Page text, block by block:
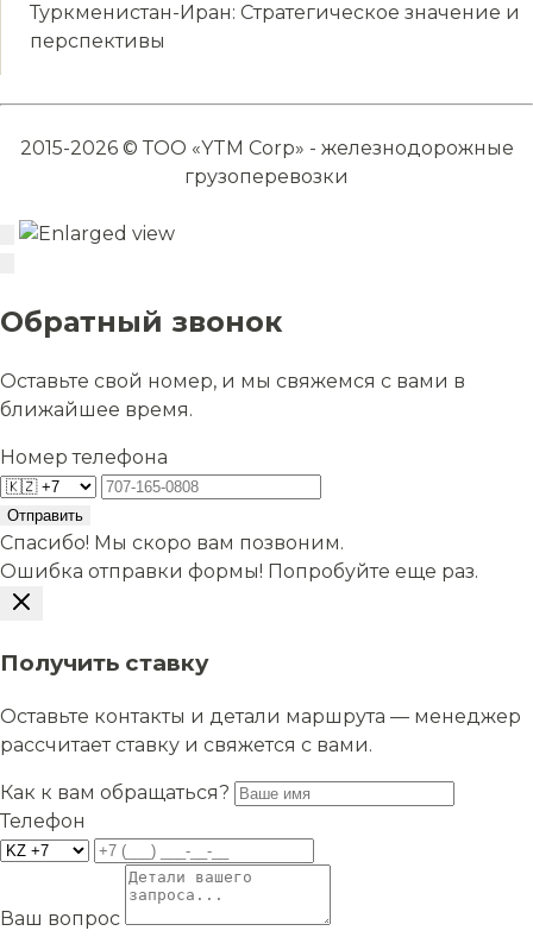
Туркменистан-Иран: Стратегическое значение и
перспективы
2015-2026 © ТОО «YTM Corp» - железнодорожные
грузоперевозки
Обратный звонок
Оставьте свой номер, и мы свяжемся с вами в
ближайшее время.
Номер телефона
Отправить
Спасибо! Мы скоро вам позвоним.
Ошибка отправки формы! Попробуйте еще раз.
Получить ставку
Оставьте контакты и детали маршрута — менеджер
рассчитает ставку и свяжется с вами.
Как к вам обращаться?
Телефон
Ваш вопрос